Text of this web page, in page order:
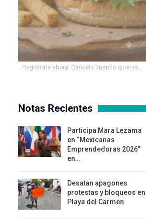
Registrate ahora! Cancela cuando quieras...
Notas Recientes
Participa Mara Lezama
en “Mexicanas
Emprendedoras 2026”
en…
Desatan apagones
protestas y bloqueos en
Playa del Carmen